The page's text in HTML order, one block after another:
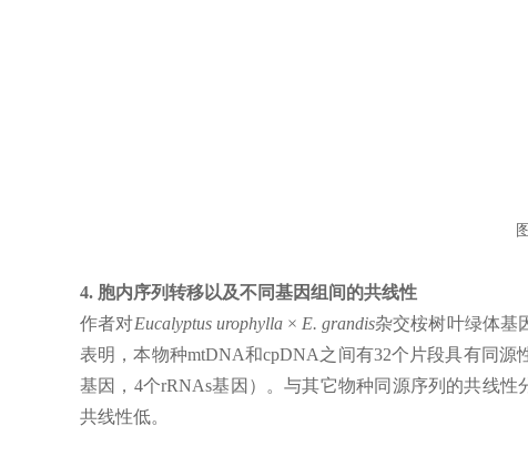
4. 胞内序列转移以及不同基因组间的共线性
作者对Eucalyptus urophylla × E. grandis杂交桉树叶绿体基
表明，本物种mtDNA和cpDNA之间有32个片段具有同源
基因，4个rRNAs基因）。与其它物种同源序列的共线性
共线性低。